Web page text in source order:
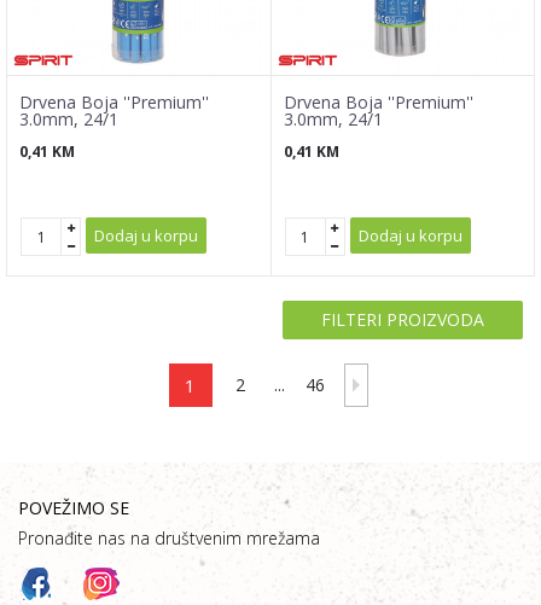
Drvena Boja ''Premium''
3.0mm, 24/1
0,41 KM
Dodaj u korpu
Drvena Boja ''Premium''
3.0mm, 24/1
0,41 KM
Dodaj u korpu
FILTERI PROIZVODA
1 2 ... 46
POVEŽIMO SE
Pronađite nas na društvenim mrežama